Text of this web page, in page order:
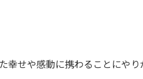
幸せや感動に携わることにやり